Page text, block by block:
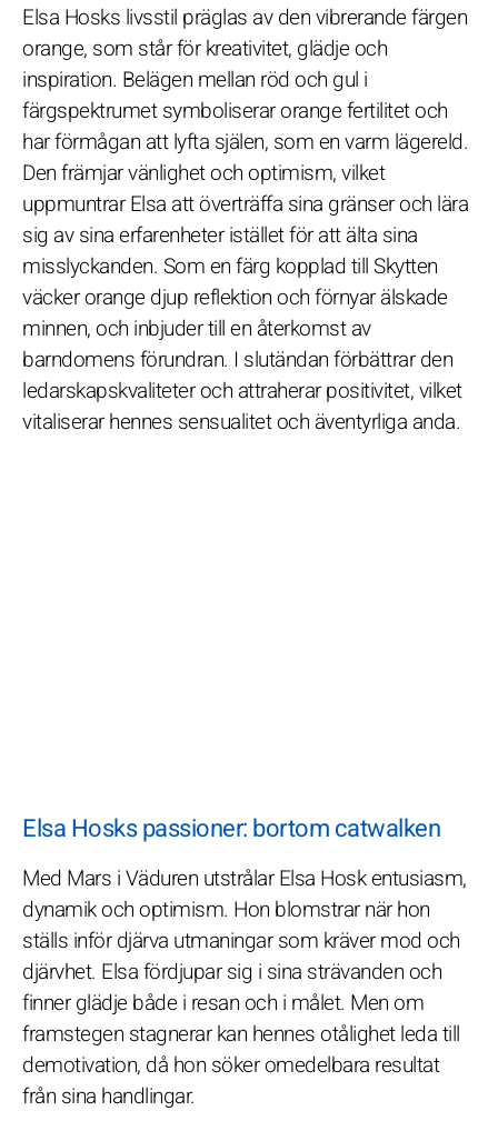
Elsa Hosks livsstil präglas av den vibrerande färgen
orange, som står för kreativitet, glädje och
inspiration. Belägen mellan röd och gul i
färgspektrumet symboliserar orange fertilitet och
har förmågan att lyfta själen, som en varm lägereld.
Den främjar vänlighet och optimism, vilket
uppmuntrar Elsa att överträffa sina gränser och lära
sig av sina erfarenheter istället för att älta sina
misslyckanden. Som en färg kopplad till Skytten
väcker orange djup reflektion och förnyar älskade
minnen, och inbjuder till en återkomst av
barndomens förundran. I slutändan förbättrar den
ledarskapskvaliteter och attraherar positivitet, vilket
vitaliserar hennes sensualitet och äventyrliga anda.
Elsa Hosks passioner: bortom catwalken
Med Mars i Väduren utstrålar Elsa Hosk entusiasm,
dynamik och optimism. Hon blomstrar när hon
ställs inför djärva utmaningar som kräver mod och
djärvhet. Elsa fördjupar sig i sina strävanden och
finner glädje både i resan och i målet. Men om
framstegen stagnerar kan hennes otålighet leda till
demotivation, då hon söker omedelbara resultat
från sina handlingar.